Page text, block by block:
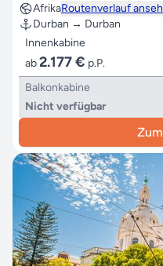
AfrikaRoutenverlauf
Durban → Durban
Innenkabine
ab2.177 € p.P.
Balkonkabine
Nicht verfügbar